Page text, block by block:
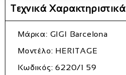
Τεχνικά Χαρακτηριστικά
Μάρκα: GIGI Barcelona
Μοντέλο: HERITAGE
Κωδικός: 6220/1 59